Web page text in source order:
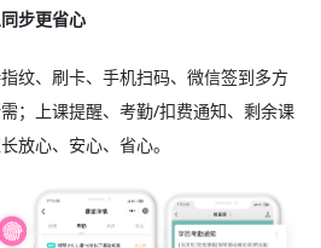
步更省心
纹、刷卡、手机扫码、微信签到多方
；上课提醒、考勤/扣费通知、剩余课
放心、安心、省心。